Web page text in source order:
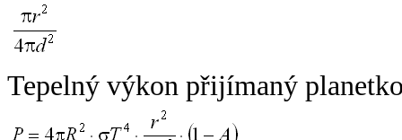
Tepelný výkon přijímaný